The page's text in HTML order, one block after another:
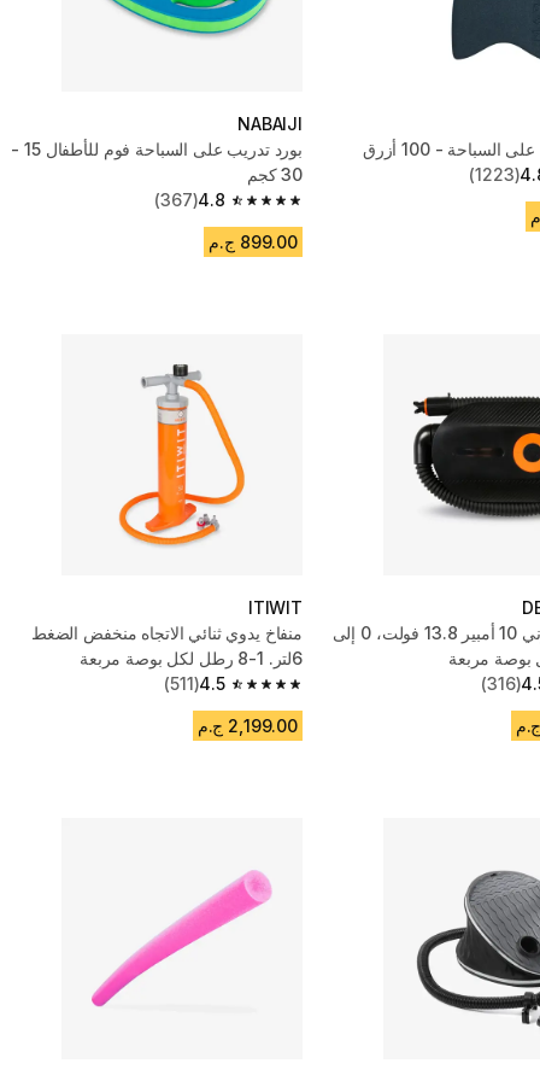
السباحة - 100 أزرق
(1223)
NABAIJI
بورد تدريب على السباحة فوم للأطفال 15 -
30 كجم
4.8
4.8 out of 5 stars from 367 reviews
(367)
899.00 ج.م
منفاخ إلكتروني 10 أمبير 13.8 فولت، 0 إلى
(316)
ITIWIT
منفاخ يدوي ثنائي الاتجاه منخفض الضغط
6لتر. 1-8 رطل لكل بوصة مربعة
4.5
4.5 out of 5 stars from 511 reviews
(511)
2,199.00 ج.م